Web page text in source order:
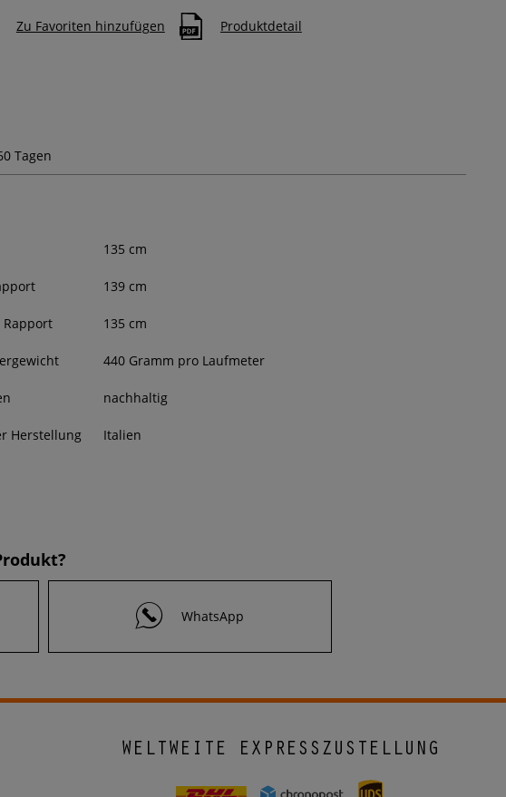
Zu Favoriten hinzufügen Produktdetail
Tagen
135 cm
139 cm
135 cm
440 Gramm pro Laufmeter
nachhaltig
Herstellung Italien
WhatsApp
WELTWEITE EXPRESSZUSTELLUNG